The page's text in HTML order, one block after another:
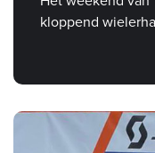
kloppend